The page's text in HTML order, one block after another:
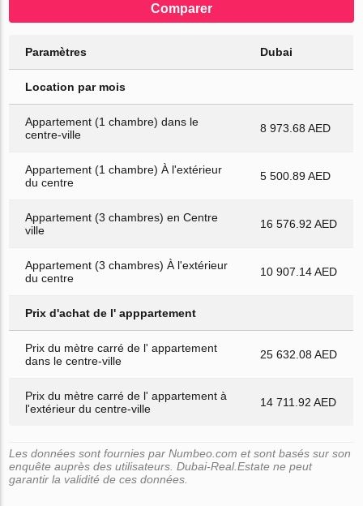
Comparer
Paramètres Dubai
Location par mois
Appartement (1 chambre) dans le
centre-ville
8 973.68 AED
Appartement (1 chambre) À l'extérieur
du centre
5 500.89 AED
Appartement (3 chambres) en Centre
ville
16 576.92 AED
Appartement (3 chambres) À l'extérieur
du centre
10 907.14 AED
Prix d'achat de l' apppartement
Prix du mètre carré de l' appartement
dans le centre-ville
25 632.08 AED
Prix du mètre carré de l' appartement à
l'extérieur du centre-ville
14 711.92 AED
Les données sont fournies par Numbeo.com et sont basés sur son
enquête auprès des utilisateurs. Dubai-Real.Estate ne peut
garantir la validité de ces données.